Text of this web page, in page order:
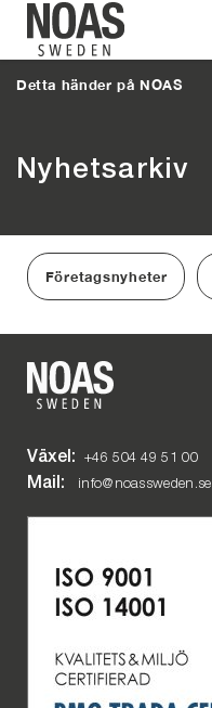
Hoppa
innehåll
Detta händer på NOAS
Nyhetsarkiv
Företagsnyheter
Växel: +46 504 49 51 00
Mail: info@noassweden.se